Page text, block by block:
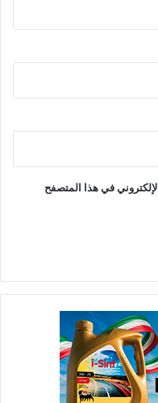
في هذا المتصفح